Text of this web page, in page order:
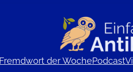
Fremdwort der WochePodcast